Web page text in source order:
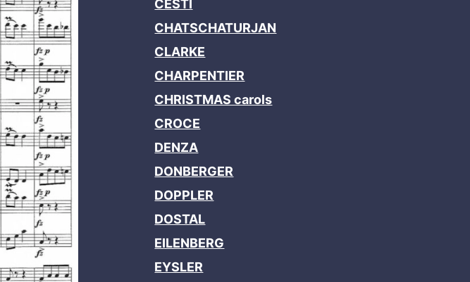
CESTI
CHATSCHATURJAN
CLARKE
CHARPENTIER
CHRISTMAS carols
CROCE
DENZA
DONBERGER
DOPPLER
DOSTAL
EILENBERG
EYSLER